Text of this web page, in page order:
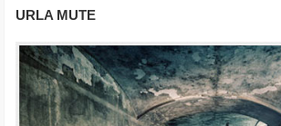
URLA MUTE